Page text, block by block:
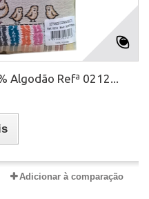
Algodão Refª 0212...
Adicionar à comparação